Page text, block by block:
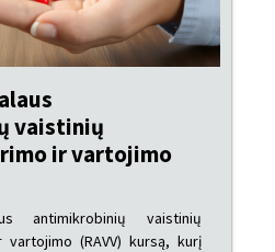
vaistinių
ir vartojimo
antimikrobinių vaistinių
(RAVV) kursą, kurį